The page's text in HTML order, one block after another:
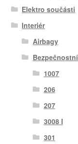
Elektro součásti
Interiér
Airbagy
1007
206
207
3008 I
301